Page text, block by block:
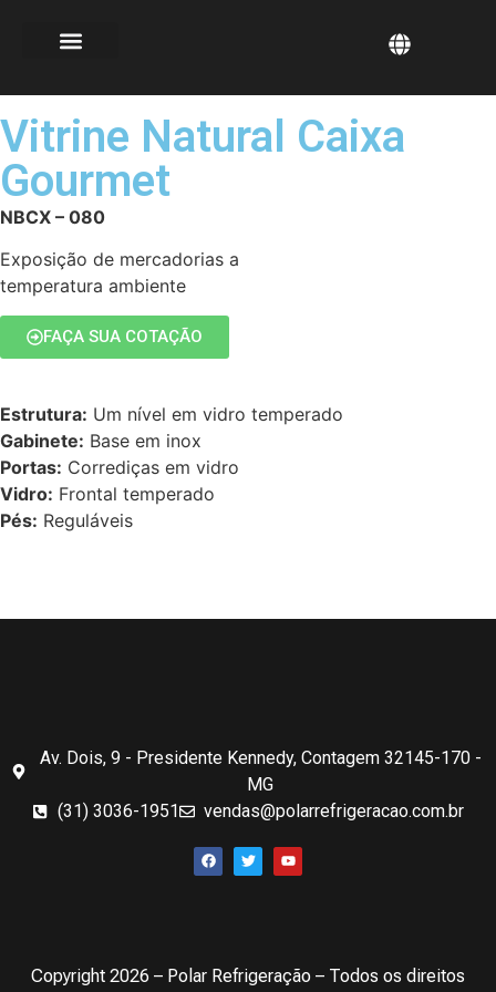
Vitrine Natural Caixa
Gourmet
NBCX – 080
Exposição de mercadorias a
temperatura ambiente
FAÇA SUA COTAÇÃO
Estrutura: Um nível em vidro temperado
Gabinete: Base em inox
Portas: Corrediças em vidro
Vidro: Frontal temperado
Pés: Reguláveis
Av. Dois, 9 - Presidente Kennedy, Contagem 32145-170 -
MG
(31) 3036-1951
vendas@polarrefrigeracao.com.br
Copyright 2026 – Polar Refrigeração – Todos os direitos